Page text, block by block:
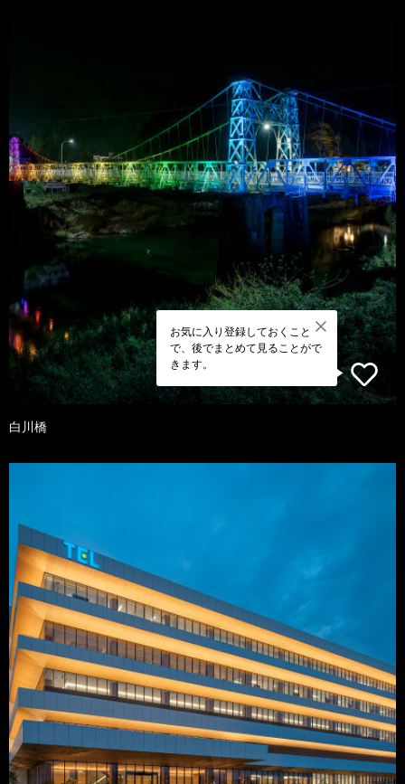
お気に入り登録しておくこと
で、後でまとめて見ることがで
きます。
白川橋